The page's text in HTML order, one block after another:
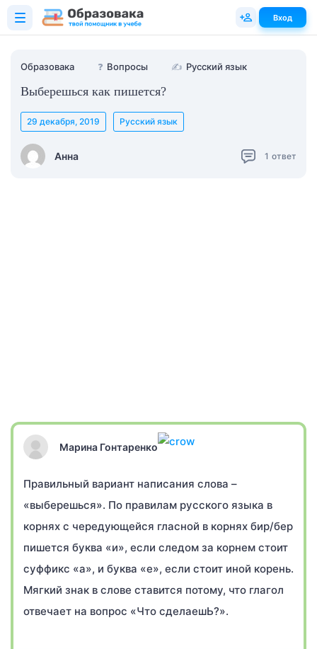
Образовака ❓ Вопросы ✍ Русский язык
Выберешься как пишется?
Анна
29 декабря, 2019 Русский язык
1 ответ
Марина Гонтаренко
Правильный вариант написания слова –
«выберешься». По правилам русского языка в
корнях с чередующейся гласной в корнях бир/бер
пишется буква «и», если следом за корнем стоит
суффикс «а», и буква «е», если стоит иной корень.
Мягкий знак в слове ставится потому, что глагол
отвечает на вопрос «Что сделаешЬ?».
Вход